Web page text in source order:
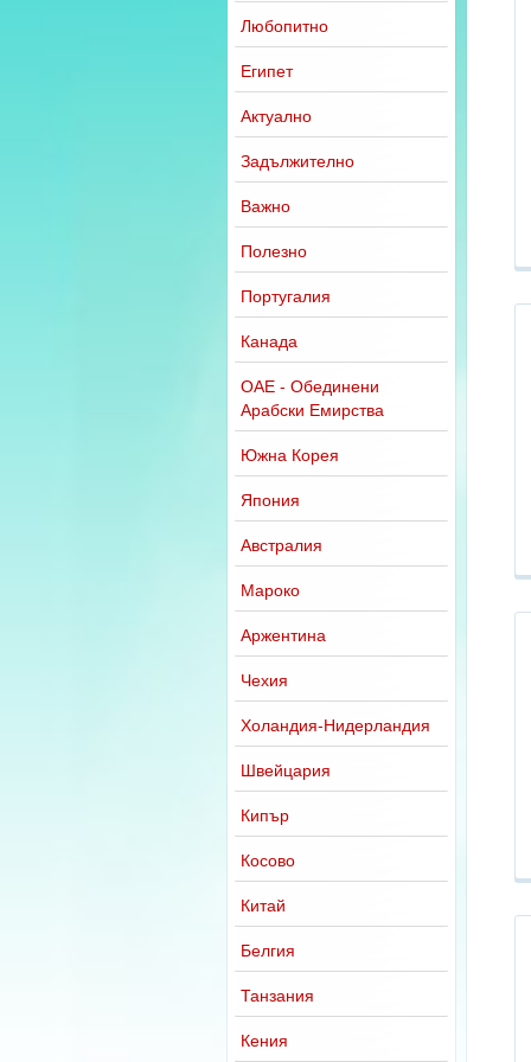
Любопитно
Египет
Актуално
Задължително
Важно
Полезно
Португалия
Канада
ОАЕ - Обединени
Арабски Емирства
Южна Корея
Япония
Австралия
Мароко
Аржентина
Чехия
Холандия-Нидерландия
Швейцария
Кипър
Косово
Китай
Белгия
Танзания
Кения